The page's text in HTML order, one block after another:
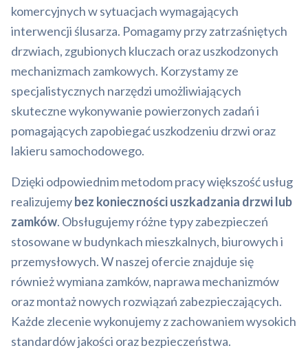
komercyjnych w sytuacjach wymagających
interwencji ślusarza. Pomagamy przy zatrzaśniętych
drzwiach, zgubionych kluczach oraz uszkodzonych
mechanizmach zamkowych. Korzystamy ze
specjalistycznych narzędzi umożliwiających
skuteczne wykonywanie powierzonych zadań i
pomagających zapobiegać uszkodzeniu drzwi oraz
lakieru samochodowego.
Dzięki odpowiednim metodom pracy większość usług
realizujemybez konieczności uszkadzania drzwi lub
zamków. Obsługujemy różne typy zabezpieczeń
stosowane w budynkach mieszkalnych, biurowych i
przemysłowych. W naszej ofercie znajduje się
również wymiana zamków, naprawa mechanizmów
oraz montaż nowych rozwiązań zabezpieczających.
Każde zlecenie wykonujemy z zachowaniem wysokich
standardów jakości oraz bezpieczeństwa.